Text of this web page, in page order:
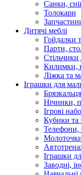
Санки,
Толокари
Дитячі меблі
Гойдалки
Парти,
Стільчики
Килимки,
Ліжка та
Іграшки для
Нічники,
Ігрові
Кубики та
Телефони,
Іграшки
Заводні,